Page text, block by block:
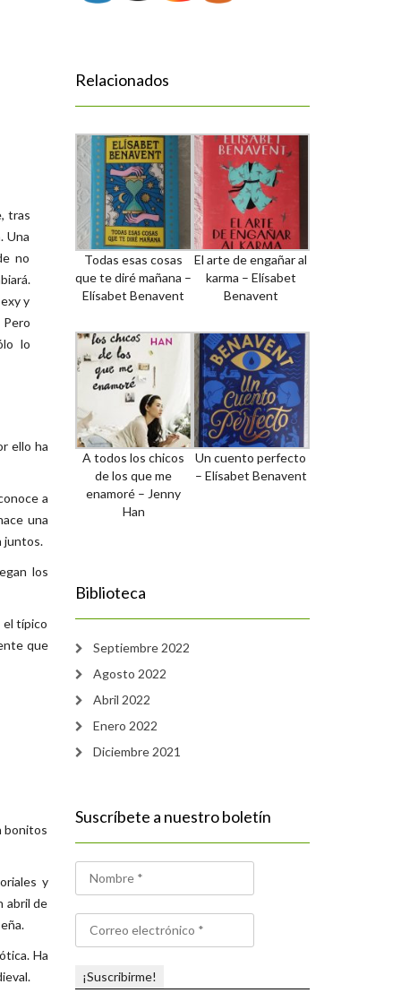
tras
Una
no
y
lo
ello ha
a
una
juntos.
los
el típico
que
bonitos
y
abril de
Ha
Relacionados
Todas esas cosas
que te diré mañana –
Elísabet Benavent
El arte de engañar al
karma – Elísabet
Benavent
A todos los chicos
de los que me
enamoré – Jenny
Han
Un cuento perfecto
– Elísabet Benavent
Biblioteca
Septiembre 2022
Agosto 2022
Abril 2022
Enero 2022
Diciembre 2021
Suscríbete a nuestro boletín